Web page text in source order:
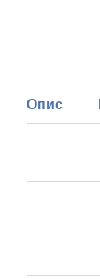
Опис